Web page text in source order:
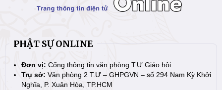
PHẬT SỰ ONLINE
Đơn vị: Cổng thông tin văn phòng T.Ư Giáo hội
Trụ sở: Văn phòng 2 T.Ư – GHPGVN – số 294 Nam Kỳ Khởi
Nghĩa, P. Xuân Hòa, TP.HCM